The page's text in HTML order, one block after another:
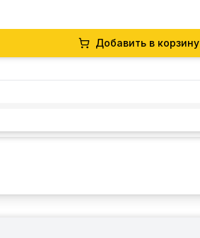
Добавить в корзину